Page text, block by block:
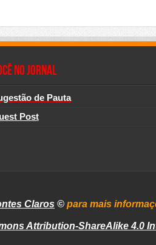
no Jornal
de Pauta
Post
Claros © para mais
Attribution-ShareAlike 4.0